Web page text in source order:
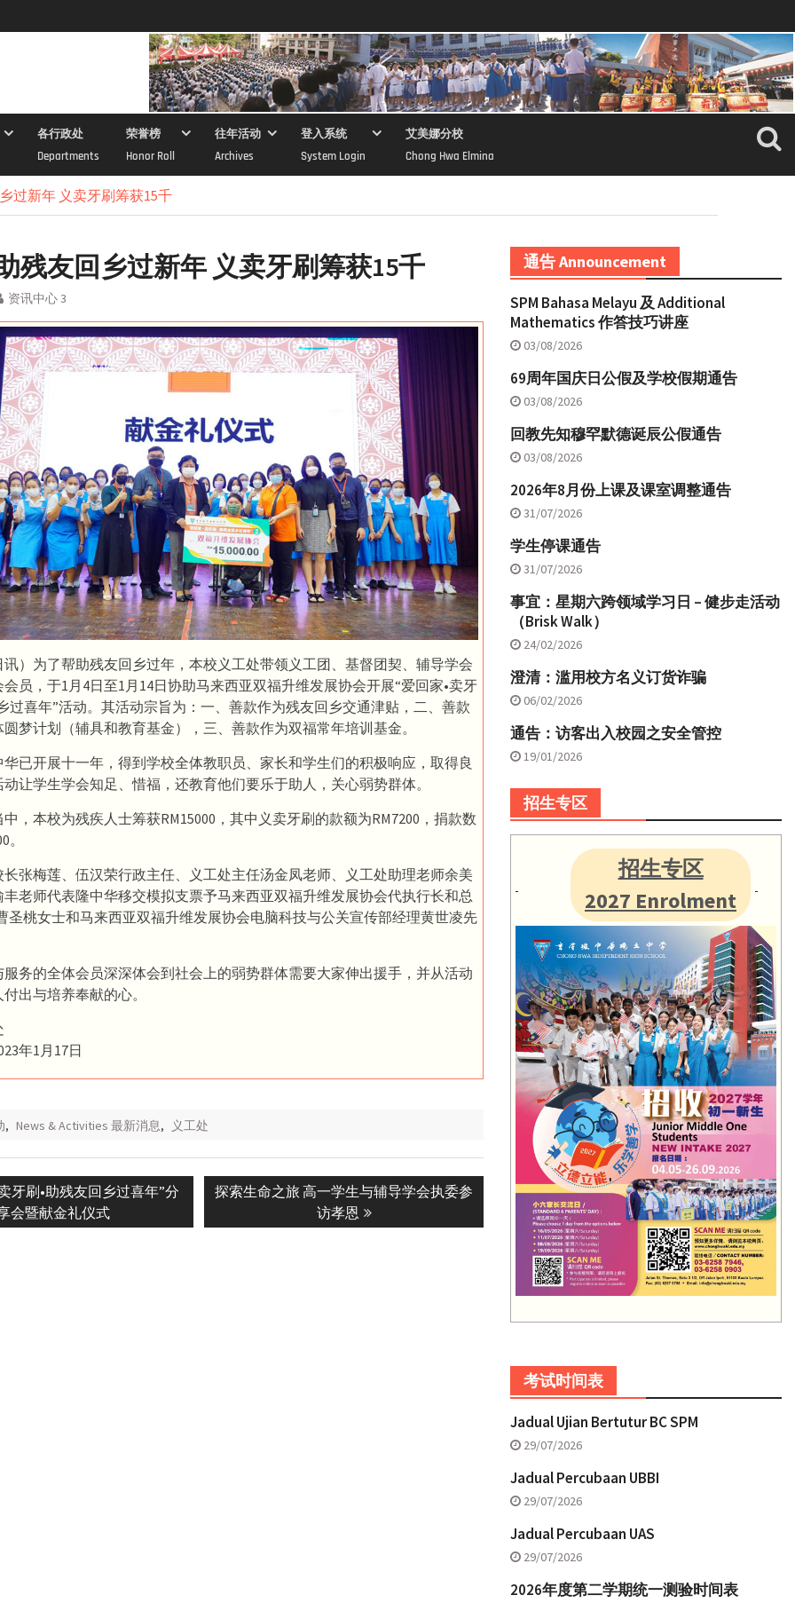
各行政处
Departments
荣誉榜
Honor Roll
往年活动
Archives
登入系统
System Login
艾美娜分校
Chong Hwa Elmina
过新年 义卖牙刷筹获15千
残友回乡过新年 义卖牙刷筹获15千
资讯中心 3
讯）为了帮助残友回乡过年，本校义工处带领义工团、基督团契、辅导学会
员，于1月4日至1月14日协助马来西亚双福升维发展协会开展“爱回家•卖牙
过喜年”活动。其活动宗旨为：一、善款作为残友回乡交通津贴，二、善款
梦计划（辅具和教育基金），三、善款作为双福常年培训基金。
已开展十一年，得到学校全体教职员、家长和学生们的积极响应，取得良
让学生学会知足、惜福，还教育他们要乐于助人，关心弱势群体。
，本校为残疾人士筹获RM15000，其中义卖牙刷的款额为RM7200，捐款数
张梅莲、伍汉荣行政主任、义工处主任汤金凤老师、义工处助理老师余美
老师代表隆中华移交模拟支票予马来西亚双福升维发展协会代执行长和总
圣桃女士和马来西亚双福升维发展协会电脑科技与公关宣传部经理黄世凌先
务的全体会员深深体会到社会上的弱势群体需要大家伸出援手，并从活动
出与培养奉献的心。
年1月17日
, News & Activities 最新消息, 义工处
牙刷•助残友回乡过喜年”分
会暨献金礼仪式
Next
探索生命之旅 高一学生与辅导学会执委参
访孝恩
通告 Announcement
SPM Bahasa Melayu 及 Additional
Mathematics 作答技巧讲座
03/08/2026
69周年国庆日公假及学校假期通告
03/08/2026
回教先知穆罕默德诞辰公假通告
03/08/2026
2026年8月份上课及课室调整通告
31/07/2026
学生停课通告
31/07/2026
事宜：星期六跨领域学习日 – 健步走活动
（Brisk Walk）
24/02/2026
澄清：滥用校方名义订货诈骗
06/02/2026
通告：访客出入校园之安全管控
19/01/2026
招生专区
招生专区
2027 Enrolment
考试时间表
Jadual Ujian Bertutur BC SPM
29/07/2026
Jadual Percubaan UBBI
29/07/2026
Jadual Percubaan UAS
29/07/2026
2026年度第二学期统一测验时间表